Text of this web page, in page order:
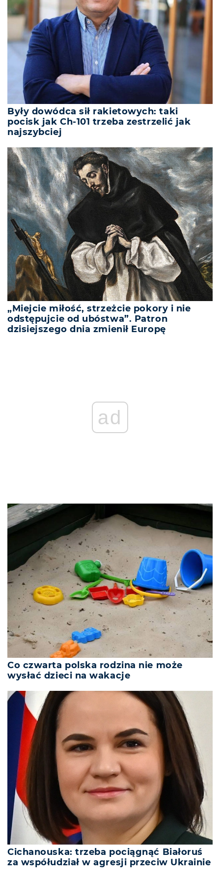
Były dowódca sił rakietowych: taki
pocisk jak Ch-101 trzeba zestrzelić jak
najszybciej
„Miejcie miłość, strzeżcie pokory i nie
odstępujcie od ubóstwa”. Patron
dzisiejszego dnia zmienił Europę
Co czwarta polska rodzina nie może
wysłać dzieci na wakacje
Cichanouska: trzeba pociągnąć Białoruś
za współudział w agresji przeciw Ukrainie